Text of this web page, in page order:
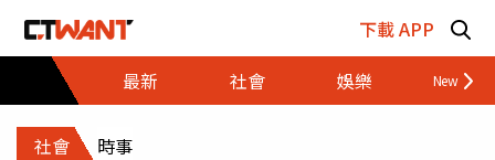
下載 APP
最新
社會 娛樂 財經
社會 時事